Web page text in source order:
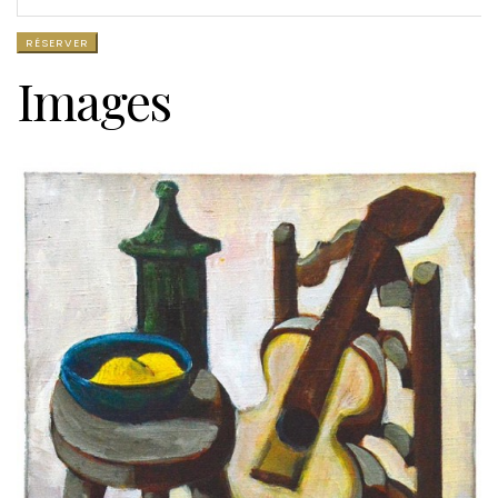
Images